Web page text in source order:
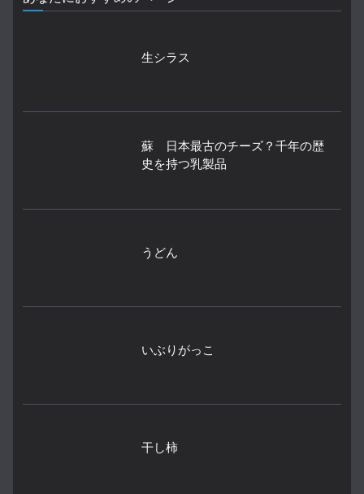
生シラス
蘇 日本最古のチーズ？千年の歴
史を持つ乳製品
うどん
いぶりがっこ
干し柿